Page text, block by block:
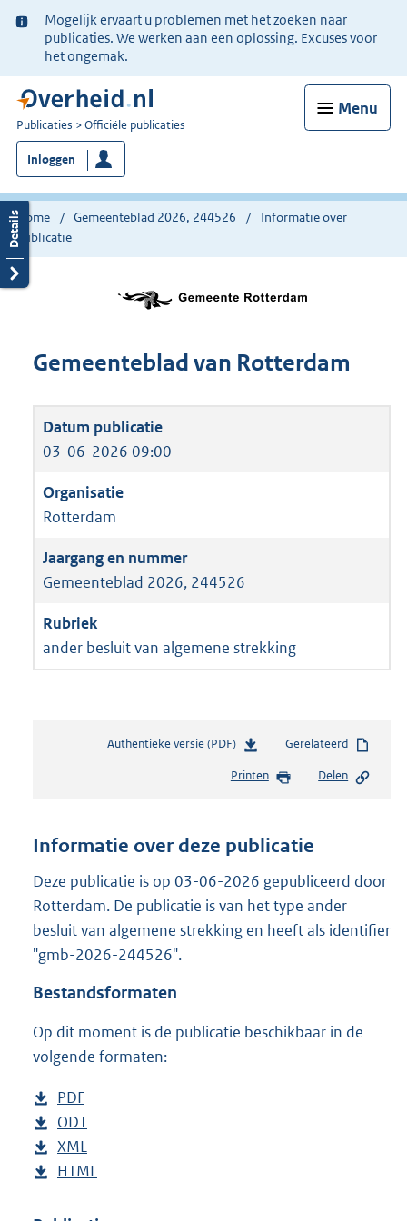
Ter
informatie:
Mogelijk ervaart u problemen met het zoeken naar
publicaties. We werken aan een oplossing. Excuses voor
het ongemak.
Menu
U
bent
nu
hier:
Publicaties Officiële publicaties
Inloggen
Home Gemeenteblad 2026, 244526
Informatie over
publicatie
Gemeenteblad van Rotterdam
03-06-2026 09:00
Rotterdam
Gemeenteblad 2026, 244526
ander besluit van algemene strekking
Authentieke versie (PDF)b
s
n
s
r
o
:
Gerelateerd
Printen Delen
Informatie over deze publicatie
Deze publicatie is op 03-06-2026 gepubliceerd door
Rotterdam. De publicatie is van het type ander
besluit van algemene strekking en heeft als identifier
"gmb-2026-244526".
Bestandsformaten
Op dit moment is de publicatie beschikbaar in de
volgende formaten:
D
o
w
n
PDF
e
s
t
D
o
w
ODT
s
D
o
XML
e
D
HTML